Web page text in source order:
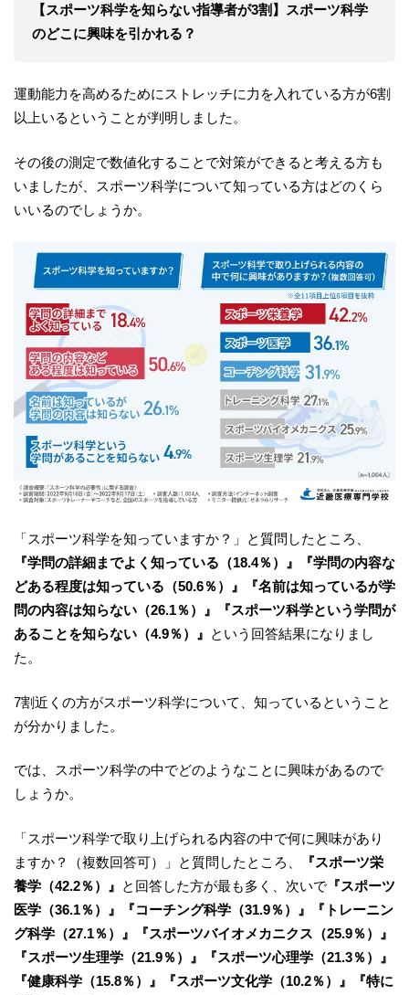
【スポーツ科学を知らない指導者が3割】
スポーツ科学
のどこに興味を引かれる？
運動能力を高めるためにストレッチに力を入れている方が6割
以上いるということが判明しました。
その後の測定で数値化することで対策ができると考える方も
いましたが、スポーツ科学について知っている方はどのくら
いいるのでしょうか。
「スポーツ科学を知っていますか？」と質問したところ、
『学問の詳細までよく知っている（18.4％）』
『学問の内容な
どある程度は知っている（50.6％）』
『名前は知っているが学
問の内容は知らない（26.1％）』
『スポーツ科学という学問が
あることを知らない（4.9％）』 という回答結果になりまし
た。
7割近くの方がスポーツ科学について、知っているということ
が分かりました。
では、スポーツ科学の中でどのようなことに興味があるので
しょうか。
「スポーツ科学で取り上げられる内容の中で何に興味があり
ますか？（複数回答可）」と質問したところ、
『スポーツ栄
養学（42.2％）』 と回答した方が最も多く、次いで 『スポーツ
医学（36.1％）』『コーチング科学（31.9％）』『トレーニン
グ科学（27.1％）』『スポーツバイオメカニクス（25.9％）』
『スポーツ生理学（21.9％）』『スポーツ心理学（21.3％）』
『健康科学（15.8％）』『スポーツ文化学（10.2％）』『特に